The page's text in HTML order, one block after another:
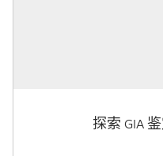
探索 GIA